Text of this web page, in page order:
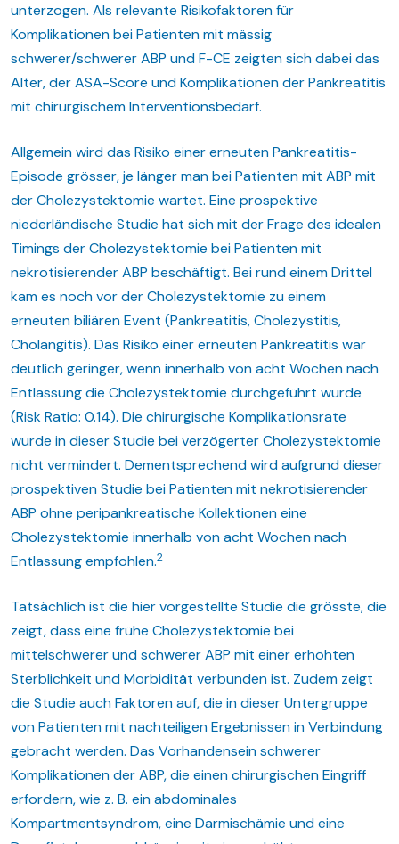
unterzogen. Als relevante Risikofaktoren für
Komplikationen bei Patienten mit mässig
schwerer/schwerer ABP und F-CE zeigten sich dabei das
Alter, der ASA-Score und Komplikationen der Pankreatitis
mit chirurgischem Interventionsbedarf.
Allgemein wird das Risiko einer erneuten Pankreatitis-
Episode grösser, je länger man bei Patienten mit ABP mit
der Cholezystektomie wartet. Eine prospektive
niederländische Studie hat sich mit der Frage des idealen
Timings der Cholezystektomie bei Patienten mit
nekrotisierender ABP beschäftigt. Bei rund einem Drittel
kam es noch vor der Cholezystektomie zu einem
erneuten biliären Event (Pankreatitis, Cholezystitis,
Cholangitis). Das Risiko einer erneuten Pankreatitis war
deutlich geringer, wenn innerhalb von acht Wochen nach
Entlassung die Cholezystektomie durchgeführt wurde
(Risk Ratio: 0.14). Die chirurgische Komplikationsrate
wurde in dieser Studie bei verzögerter Cholezystektomie
nicht vermindert. Dementsprechend wird aufgrund dieser
prospektiven Studie bei Patienten mit nekrotisierender
ABP ohne peripankreatische Kollektionen eine
Cholezystektomie innerhalb von acht Wochen nach
Entlassung empfohlen.2
Tatsächlich ist die hier vorgestellte Studie die grösste, die
zeigt, dass eine frühe Cholezystektomie bei
mittelschwerer und schwerer ABP mit einer erhöhten
Sterblichkeit und Morbidität verbunden ist. Zudem zeigt
die Studie auch Faktoren auf, die in dieser Untergruppe
von Patienten mit nachteiligen Ergebnissen in Verbindung
gebracht werden. Das Vorhandensein schwerer
Komplikationen der ABP, die einen chirurgischen Eingriff
erfordern, wie z. B. ein abdominales
Kompartmentsyndrom, eine Darmischämie und eine